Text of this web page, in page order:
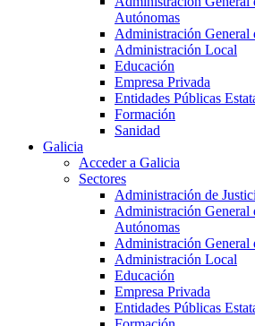
Autónomas
Administración General
Administración Local
Educación
Empresa Privada
Entidades Públicas
Formación
Sanidad
Galicia
Acceder a Galicia
Sectores
Administración de
Administración General
Autónomas
Administración General
Administración Local
Educación
Empresa Privada
Entidades Públicas